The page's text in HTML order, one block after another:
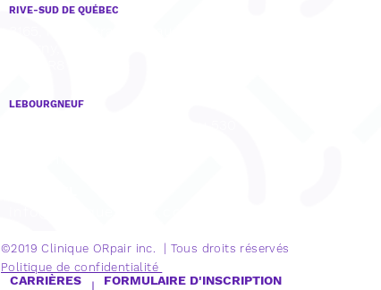
RIVE-SUD DE QUÉBEC
LEBOURGNEUF
©2019 Clinique ORpair inc. | Tous droits réservés
FORMULAIRE D'INSCRIPTION
CARRIÈRES
Politique de confidentialité